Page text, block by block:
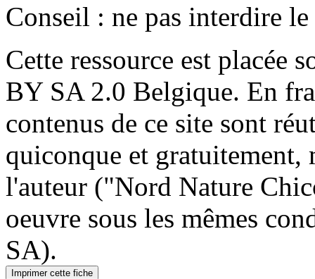
Conseil : ne pas interdire
Cette ressource est placée
BY SA 2.0 Belgique. En
contenus de ce site sont
quiconque et
l'auteur ("Nord Nature
oeuvre sous les mêmes
SA).
Imprimer cette fiche